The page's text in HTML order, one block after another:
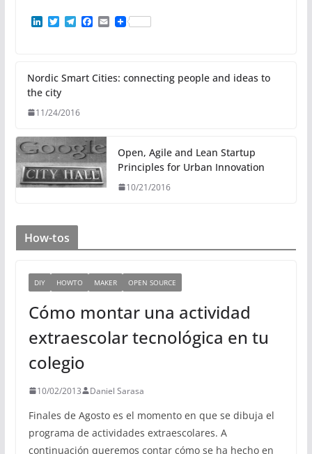
L
d
I
n
T
e
r
T
r
F
o
E
Nordic Smart Cities: connecting people and ideas to
the city
11/24/2016
Open, Agile and Lean Startup
Principles for Urban Innovation
10/21/2016
How-tos
DIY HOWTO MAKER OPEN SOURCE
Cómo montar una actividad
extraescolar tecnológica en tu
colegio
10/02/2013 Daniel Sarasa
Finales de Agosto es el momento en que se dibuja el
programa de actividades extraescolares. A
continuación queremos contar cómo se ha hecho en